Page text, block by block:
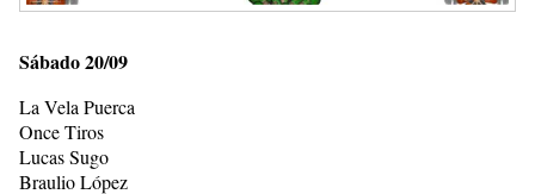
Sábado 20/09
La Vela Puerca
Once Tiros
Lucas Sugo
Braulio López